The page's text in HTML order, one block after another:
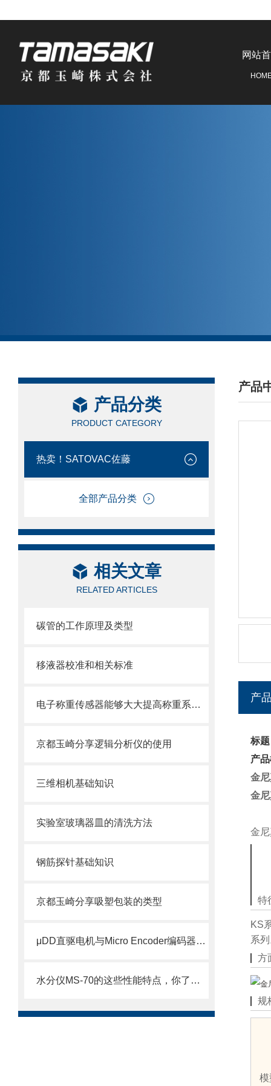
网站
产品分类
PRODUCT CATEGORY
热卖！SATOVAC佐藤
全部产品分类
相关文章
RELATED ARTICLES
碳管的工作原理及类型
移液器校准和相关标准
电子称重传感器能够大大提高称重系统的自动化程度和智能化水平
京都玉崎分享逻辑分析仪的使用
三维相机基础知识
实验室玻璃器皿的清洗方法
钢筋探针基础知识
京都玉崎分享吸塑包装的类型
μDD直驱电机与Micro Encoder编码器技术介绍
水分仪MS-70的这些性能特点，你了解多少?
产品
/
产
标
产
金
金
金
特
KS
系
方
规
模